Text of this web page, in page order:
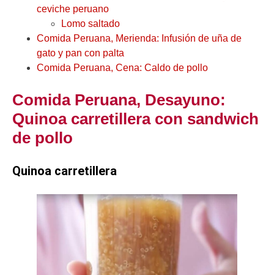
ceviche peruano
Lomo saltado
Comida Peruana, Merienda: Infusión de uña de
gato y pan con palta
Comida Peruana, Cena: Caldo de pollo
Comida Peruana, Desayuno:
Quinoa carretillera con sandwich
de pollo
Quinoa carretillera